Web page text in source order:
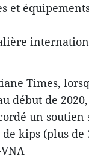
et
Times,
début de
un
kips (plus de